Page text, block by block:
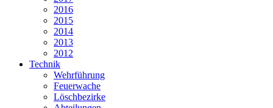
2016
2015
2014
2013
2012
Technik
Wehrführung
Feuerwache
Löschbezirke